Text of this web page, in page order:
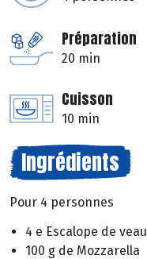
Préparation
20 min
Cuisson
10 min
Ingrédients
Pour 4 personnes
4 e Escalope de veau
100 g de Mozzarella